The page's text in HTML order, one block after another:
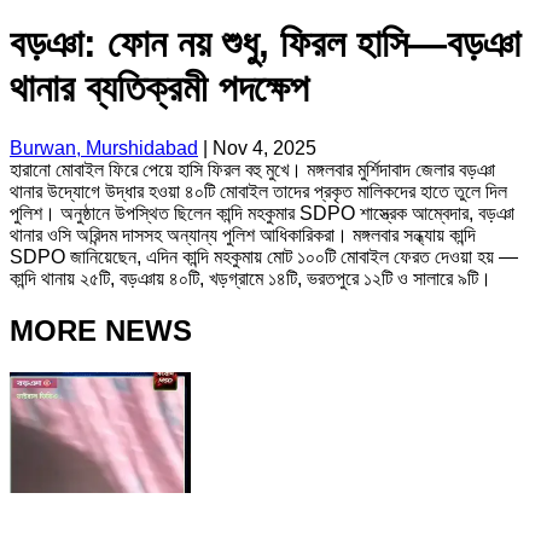
বড়ঞা: ফোন নয় শুধু, ফিরল হাসি—বড়ঞা
থানার ব্যতিক্রমী পদক্ষেপ
Burwan, Murshidabad
Nov 4, 2025
হারানো মোবাইল ফিরে পেয়ে হাসি ফিরল বহু মুখে। মঙ্গলবার মুর্শিদাবাদ জেলার বড়ঞা
থানার উদ্যোগে উদ্ধার হওয়া ৪০টি মোবাইল তাদের প্রকৃত মালিকদের হাতে তুলে দিল
পুলিশ। অনুষ্ঠানে উপস্থিত ছিলেন কান্দি মহকুমার SDPO শাস্ত্রেক আম্বেদার, বড়ঞা
থানার ওসি অরিন্দম দাসসহ অন্যান্য পুলিশ আধিকারিকরা। মঙ্গলবার সন্ধ্যায় কান্দি
SDPO জানিয়েছেন, এদিন কান্দি মহকুমায় মোট ১০০টি মোবাইল ফেরত দেওয়া হয় —
কান্দি থানায় ২৫টি, বড়ঞায় ৪০টি, খড়গ্রামে ১৪টি, ভরতপুরে ১২টি ও সালারে ৯টি।
MORE NEWS